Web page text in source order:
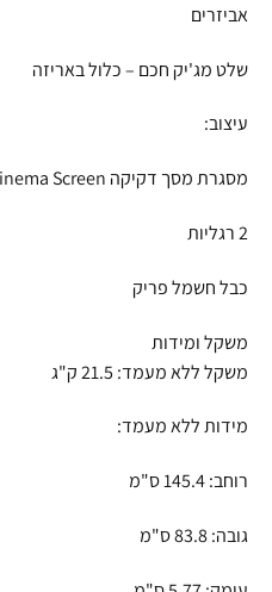
אביזרים
שלט מג'יק חכם – כלול באריזה
עיצוב:
מסגרת מסך דקיקה Cinema Screen בצבע אפור מטאלי
2 רגליות
כבל חשמל פריק
משקל ומידות
משקל ללא מעמד: 21.5 ק"ג
מידות ללא מעמד:
רוחב: 145.4 ס"מ
גובה: 83.8 ס"מ